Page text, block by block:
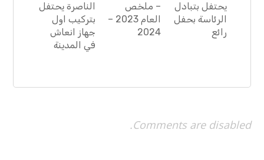
يحتفل بتبادل
الرئاسة بحفل
رائع
– ملخص
العام 2023 –
2024
الناصرة يحتفل
بتركيب اول
جهاز انعاش
في المدينة
Comments are disabled.